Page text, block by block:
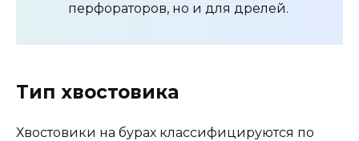
перфораторов, но и для дрелей.
Тип хвостовика
Хвостовики на бурах классифицируются по